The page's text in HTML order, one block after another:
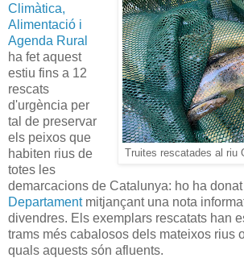
Truites rescatades al riu
Climàtica,
Alimentació i
Agenda Rural
ha fet aquest
estiu fins a 12
rescats
d'urgència per
tal de preservar
els peixos que
habiten rius de
totes les
demarcacions de Catalunya: ho ha
Departamentmitjançant una nota
divendres. Els exemplars rescatats han
trams més cabalosos dels mateixos rius
quals aquests són afluents.